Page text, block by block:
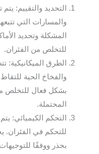
التحديد والتقييم:
والمسارات التي
المشكلة وتحديد
للتخلص من الفئران.
الطرق الميكانيكية:
والفخاخ الحية
بشكل فعال للتخلص من
المحتملة.
التحكم الكيميائي:
للتحكم في الفئران.
بحذر ووفقًا